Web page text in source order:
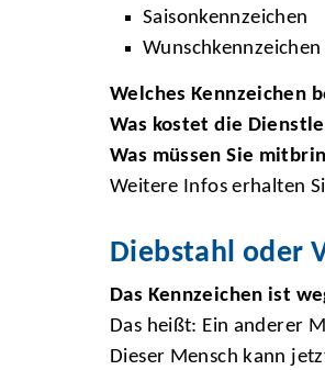
Saisonkennzeichen
Wunschkennzeichen
Welches Kennzeichen
Was kostet die
Was müssen Sie
Weitere Infos erhalten
Diebstahl oder
Das Kennzeichen ist
Das heißt: Ein anderer
Dieser Mensch kann